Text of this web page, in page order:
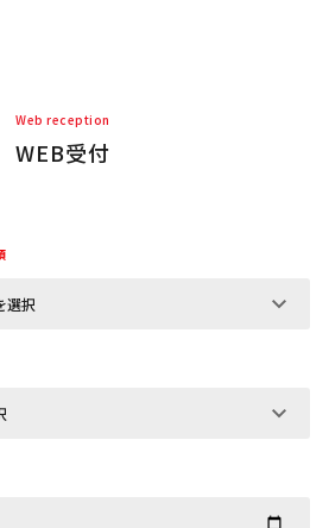
Web reception
WEB受付